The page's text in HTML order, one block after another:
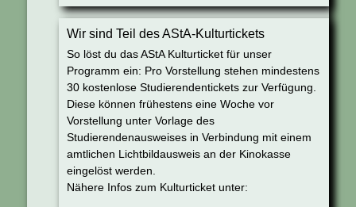
Wir sind Teil des AStA-Kulturtickets
So löst du das AStA Kulturticket für unser
Programm ein: Pro Vorstellung stehen mindestens
30 kostenlose Studierendentickets zur Verfügung.
Diese können frühestens eine Woche vor
Vorstellung unter Vorlage des
Studierendenausweises in Verbindung mit einem
amtlichen Lichtbildausweis an der Kinokasse
eingelöst werden.
Nähere Infos zum Kulturticket unter: